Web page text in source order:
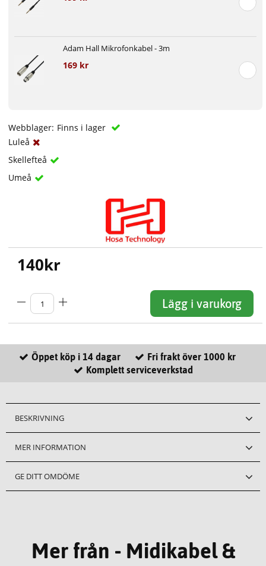
Adam Hall Mikrofonkabel - 3m
169 kr
Webblager: Finns i lager
Luleå
Skellefteå
Umeå
140kr
Lägg i varukorg
Öppet köp i 14 dagar
Fri frakt över 1000 kr
Komplett serviceverkstad
BESKRIVNING
MER INFORMATION
GE DITT OMDÖME
Mer från - Midikabel &